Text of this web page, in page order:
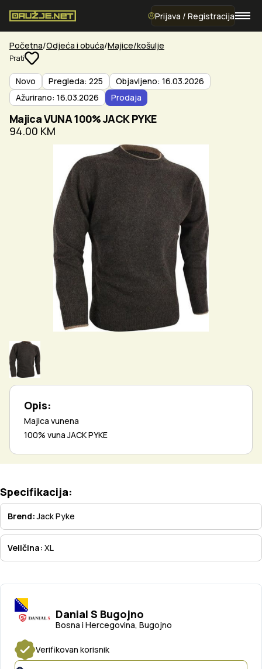
Prijava / Registracija
Početna Odjeća i obuća Majice/košulje
Prati
Novo Pregleda: 225
Objavljeno: 16.03.2026
Ažurirano: 16.03.2026
Prodaja
Majica VUNA 100% JACK PYKE
94.00 KM
Opis:
Majica vunena
100% vuna JACK PYKE
Danial S Bugojno
Bosna i Hercegovina, Bugojno
Verifikovan korisnik
Specifikacija:
Brend:Jack Pyke
Veličina: XL